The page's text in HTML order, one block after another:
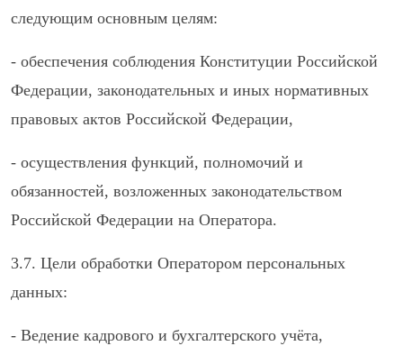
следующим основным целям:
- обеспечения соблюдения Конституции Российской
Федерации, законодательных и иных нормативных
правовых актов Российской Федерации,
- осуществления функций, полномочий и
обязанностей, возложенных законодательством
Российской Федерации на Оператора.
3.7. Цели обработки Оператором персональных
данных:
- Ведение кадрового и бухгалтерского учёта,